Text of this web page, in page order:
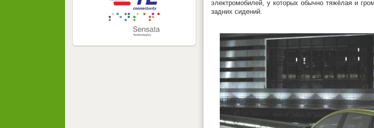
электромобилей, у которых обычно тяжёлая и
задних сидений.